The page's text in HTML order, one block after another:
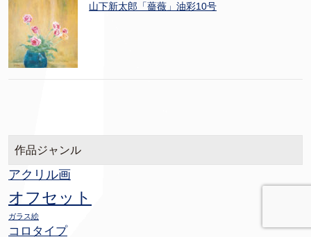
山下新太郎「薔薇」油彩10号
作品ジャンル
アクリル画
オフセット
ガラス絵
コロタイプ